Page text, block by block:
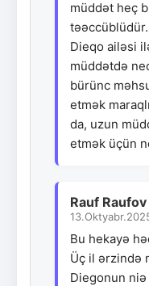
müddət heç
Dieqo ailəsi
müddətdə
bürünc
etmək
da, uzun
etmək üçün
Rauf Raufov
Bu hekayə
Üç il ərzində
Diegonun